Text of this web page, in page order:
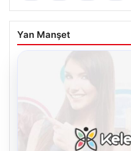
Yan Manşet